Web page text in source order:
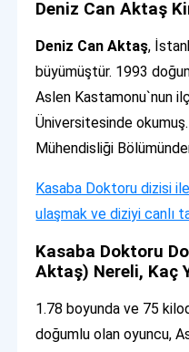
Deniz Can Aktaş
Deniz Can Aktaş,
büyümüştür. 1993
Aslen Kastamonu`nun
Üniversitesinde
Mühendisliği
Kasaba Doktoru dizisi
ulaşmak ve diziyi canlı
Kasaba Doktoru
Aktaş) Nereli, Kaç
1.78 boyunda ve 75
doğumlu olan oyuncu,